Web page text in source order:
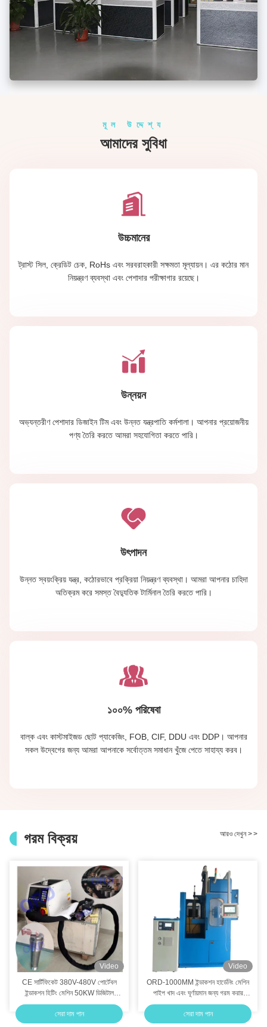
মূল উদ্দেশ্য
আমাদের সুবিধা
উচ্চমানের
ট্রাস্ট সিল, ক্রেডিট চেক, RoHs এবং সরবরাহকারী সক্ষমতা মূল্যায়ন। এর কঠোর মান
নিয়ন্ত্রণ ব্যবস্থা এবং পেশাদার পরীক্ষাগার রয়েছে।
উন্নয়ন
অভ্যন্তরীণ পেশাদার ডিজাইন টিম এবং উন্নত যন্ত্রপাতি কর্মশালা। আপনার প্রয়োজনীয়
পণ্য তৈরি করতে আমরা সহযোগিতা করতে পারি।
উৎপাদন
উন্নত স্বয়ংক্রিয় যন্ত্র, কঠোরভাবে প্রক্রিয়া নিয়ন্ত্রণ ব্যবস্থা। আমরা আপনার চাহিদা
অতিক্রম করে সমস্ত বৈদ্যুতিক টার্মিনাল তৈরি করতে পারি।
১০০% পরিষেবা
বাল্ক এবং কাস্টমাইজড ছোট প্যাকেজিং, FOB, CIF, DDU এবং DDP। আপনার
সকল উদ্বেগের জন্য আমরা আপনাকে সর্বোত্তম সমাধান খুঁজে পেতে সাহায্য করব।
গরম বিক্রয় আরও দেখুন>>
Video
CE সার্টিফিকেট 380V-480V পোর্টেবল
ইন্ডাকশন হিটিং মেশিন 50KW ডিজিটাল
ইন্ডাকশন বোল্ট হিটার বোল্ট এবং বয়লারের জন্য
সেরা দাম পান
Video
ORD-1000MM ইন্ডাকশন হার্ডেনিং মেশিন
পাইপ খাদ এবং ঘূর্ণায়মান জন্য গরম করার
মেশিন
সেরা দাম পান